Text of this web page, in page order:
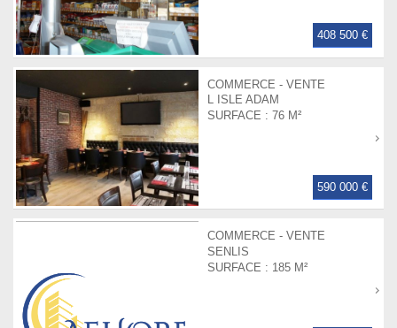
408 500 €
COMMERCE - VENTE
L ISLE ADAM
SURFACE : 76 M²
590 000 €
COMMERCE - VENTE
SENLIS
SURFACE : 185 M²